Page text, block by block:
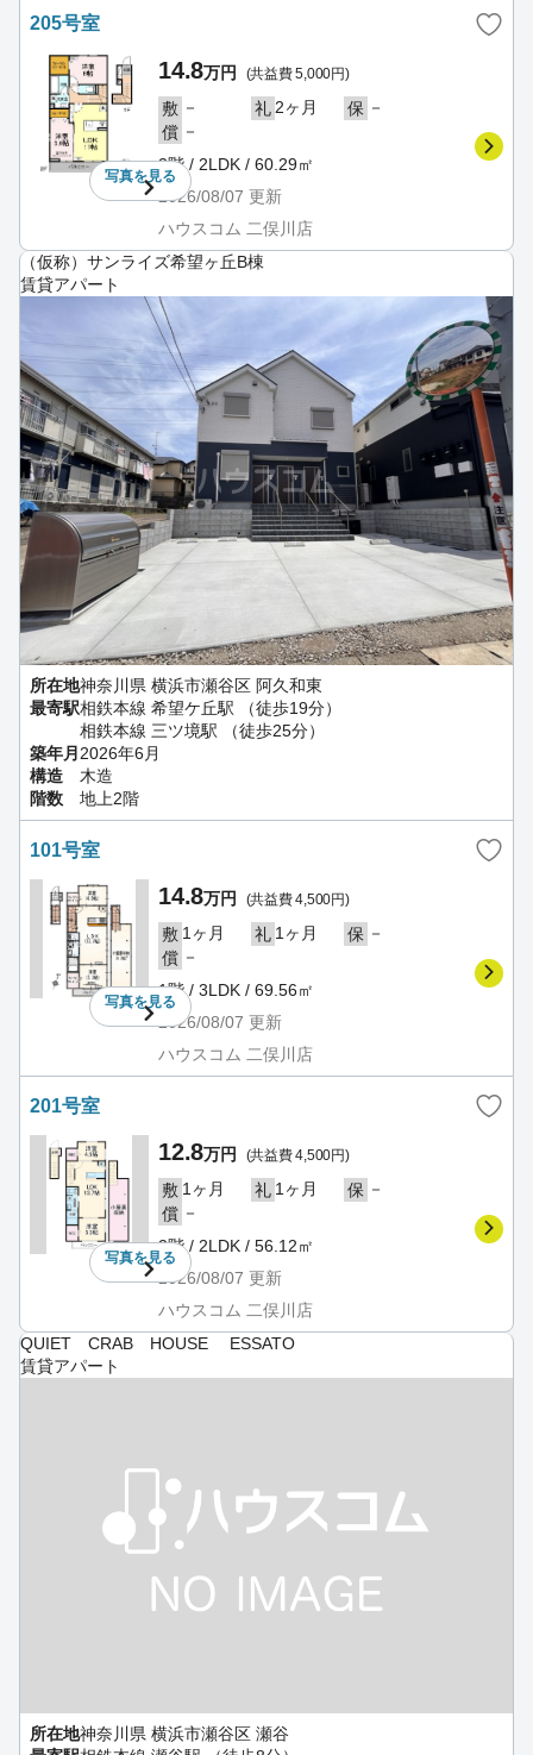
205号室
写真を見る
14.8万円 (共益費 5,000円)
敷 － 礼 2ヶ月 保 －
償 －
2階 / 2LDK / 60.29㎡
2026/08/07 更新
ハウスコム 二俣川店
（仮称）サンライズ希望ヶ丘B棟
賃貸アパート
所在地神奈川県 横浜市瀬谷区 阿久和東
最寄駅相鉄本線 希望ケ丘駅 （徒歩19分）
相鉄本線 三ツ境駅 （徒歩25分）
築年月 2026年6月
構造
木造
階数
地上2階
101号室
写真を見る
14.8万円 (共益費 4,500円)
敷 1ヶ月 礼 1ヶ月 保 －
償 －
1階 / 3LDK / 69.56㎡
2026/08/07 更新
ハウスコム 二俣川店
201号室
写真を見る
12.8万円 (共益費 4,500円)
敷 1ヶ月 礼 1ヶ月 保 －
償 －
2階 / 2LDK / 56.12㎡
2026/08/07 更新
ハウスコム 二俣川店
QUIET CRAB HOUSE ESSATO
賃貸アパート
所在地神奈川県 横浜市瀬谷区 瀬谷